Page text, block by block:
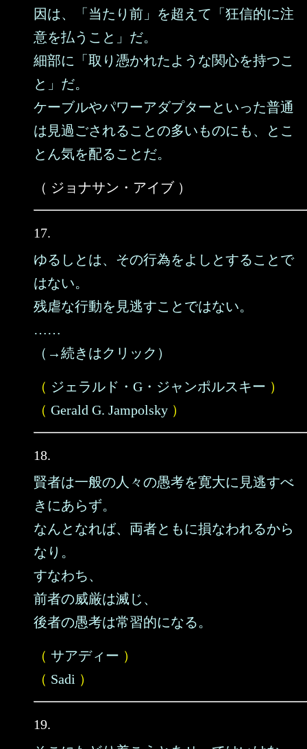
因は、「当たり前」を超えて「狂信的に注
意を払うこと」だ。
細部に「取り憑かれたような関心を持つこ
と」だ。
ケーブルやパワーアダプターといった普通
は見過ごされることの多いものにも、とこ
とん気を配ることだ。
（ ジョナサン・アイブ ）
17.
ゆるしとは、その行為をよしとすることで
はない。
残虐な行動を見逃すことではない。
……
（→続きはクリック）
（ ジェラルド・G・ジャンポルスキー ）
（ Gerald G. Jampolsky ）
18.
賢者は一般の人々の愚考を寛大に見逃すべ
きにあらず。
なんとなれば、両者ともに損なわれるから
なり。
すなわち、
前者の威厳は滅じ、
後者の愚考は常習的になる。
（ サアディー ）
（ Sadi ）
19.